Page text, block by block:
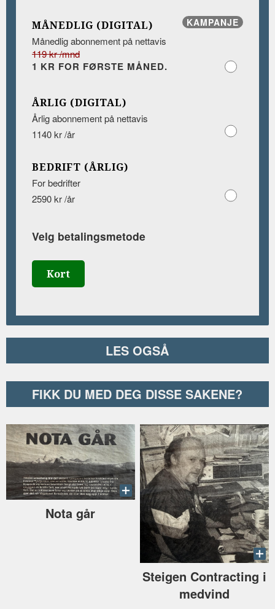
KAMPANJE
MÅNEDLIG (DIGITAL)
Månedlig abonnement på nettavis
119 kr /mnd
1 KR FOR FØRSTE MÅNED.
ÅRLIG (DIGITAL)
Årlig abonnement på nettavis
1140 kr /år
BEDRIFT (ÅRLIG)
For bedrifter
2590 kr /år
Velg betalingsmetode
Kort
LES OGSÅ
FIKK DU MED DEG DISSE SAKENE?
Nota går
Steigen Contracting i
medvind